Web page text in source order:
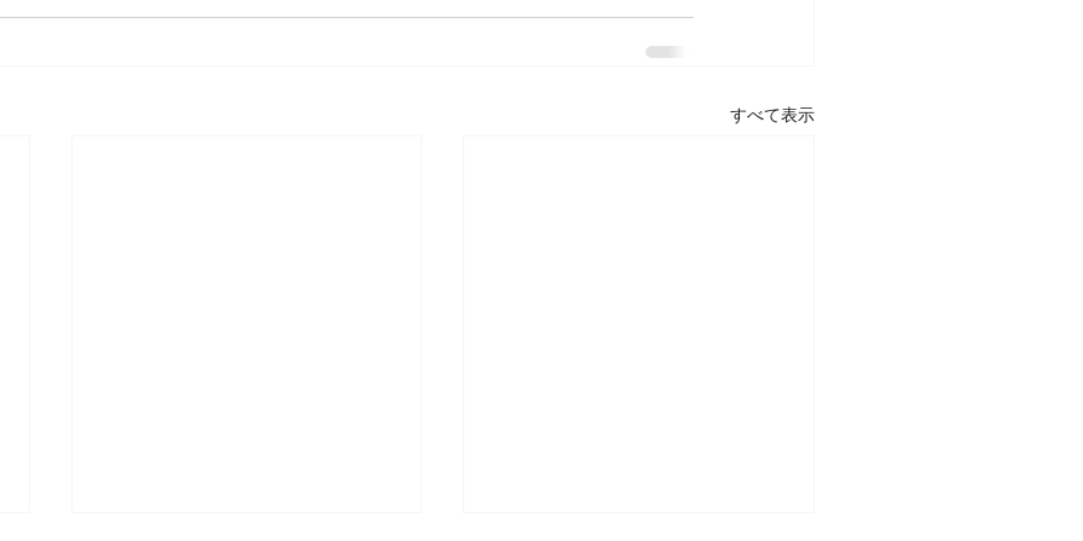
すべて表示